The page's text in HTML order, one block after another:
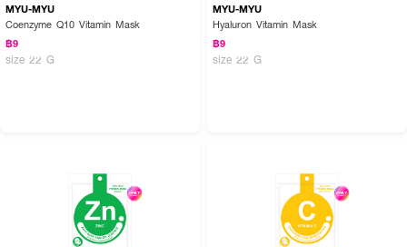
MYU-MYU
Coenzyme Q10 Vitamin Mask
฿9
size 22 G
MYU-MYU
Hyaluron Vitamin Mask
฿9
size 22 G